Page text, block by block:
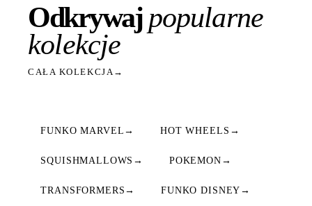
Odkrywajpopularne
kolekcje
CAŁA KOLEKCJA →
FUNKO MARVEL → HOT WHEELS →
SQUISHMALLOWS → POKEMON →
TRANSFORMERS → FUNKO DISNEY →